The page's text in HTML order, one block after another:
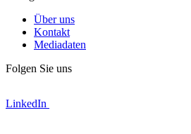
Über uns
Kontakt
Mediadaten
Folgen Sie uns
LinkedIn